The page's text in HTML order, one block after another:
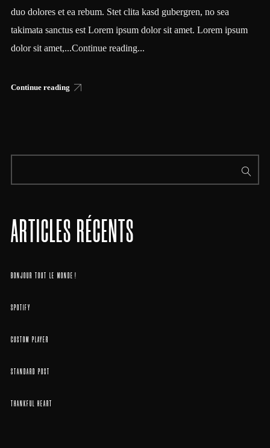
duo dolores et ea rebum. Stet clita kasd gubergren, no sea
takimata sanctus est Lorem ipsum dolor sit amet. Lorem ipsum
dolor sit amet,...Continue reading...
Continue reading
ARTICLES RÉCENTS
BONJOUR TOUT LE MONDE !
SPOTIFY
CUSTOM PLAYER
STANDARD POST
THANKFUL HEART